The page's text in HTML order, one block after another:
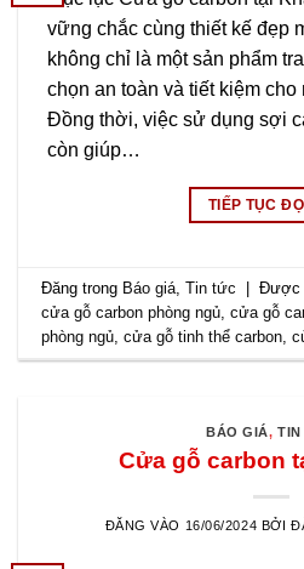
vững chắc cùng thiết kế đẹp
không chỉ là một sản phẩm
chọn an toàn và tiết kiệm
Đồng thời, việc sử dụng sợi
còn giúp…
TIẾP TỤC
Đăng trong Báo giá ,Tin tức | Được
cửa gỗ carbon phòng ngủ ,cửa gỗ
phòng ngủ ,cửa gỗ tinh thể carbon ,
BÁO GIÁ,TIN
Cửa gỗ carbon
ĐĂNG VÀO 16/06/2024 BỞI